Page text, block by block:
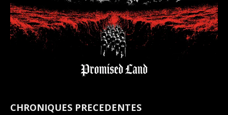
CHRONIQUES PRECEDENTES